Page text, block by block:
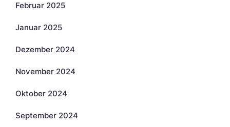
Februar 2025
Januar 2025
Dezember 2024
November 2024
Oktober 2024
September 2024